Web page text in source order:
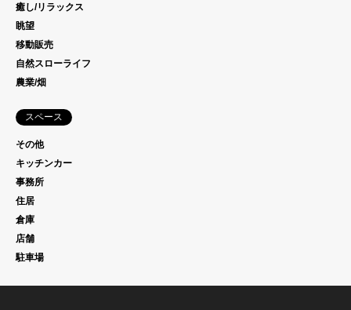
癒し/リラックス
眺望
移動販売
自然スローライフ
農業/畑
スペース
その他
キッチンカー
事務所
住居
倉庫
店舗
駐車場